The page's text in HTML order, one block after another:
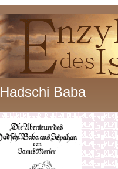
Hadschi Baba